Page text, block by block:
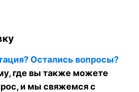
Остались вопросы?
где вы также можете
и мы свяжемся с